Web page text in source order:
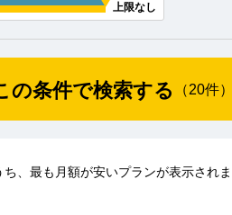
上限なし
の条件で検索する （20件）
、最も月額が安いプランが表示され